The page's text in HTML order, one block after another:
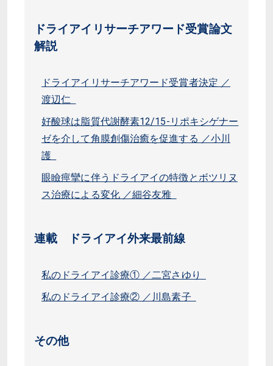
ドライアイリサーチアワード受賞論文
解説
ドライアイリサーチアワード受賞者決定 ／
渡辺仁
好酸球は脂質代謝酵素12/15-リポキシゲナー
ゼを介して角膜創傷治癒を促進する ／小川
護
眼瞼痙攣に伴うドライアイの特徴とボツリヌ
ス治療による変化 ／細谷友雅
連載 ドライアイ外来最前線
私のドライアイ診療① ／二宮さゆり
私のドライアイ診療② ／川島素子
その他